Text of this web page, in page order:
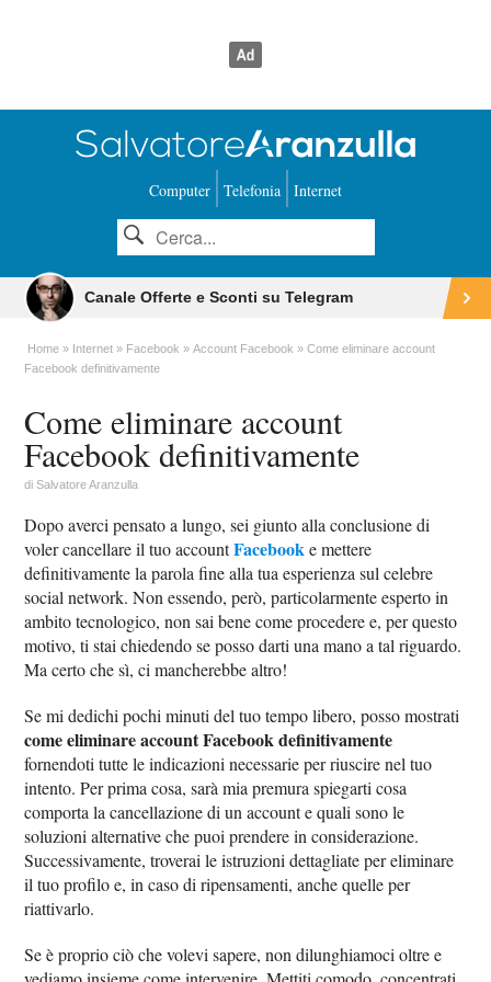
Computer Telefonia Internet
Canale Offerte e Sconti su Telegram
Home Internet Facebook Account Facebook
Come eliminare account
Facebook definitivamente
Come eliminare account
Facebook definitivamente
diSalvatore Aranzulla
Dopo averci pensato a lungo, sei giunto alla conclusione di
voler cancellare il tuo accountFacebooke mettere
definitivamente la parola fine alla tua esperienza sul celebre
social network. Non essendo, però, particolarmente esperto in
ambito tecnologico, non sai bene come procedere e, per questo
motivo, ti stai chiedendo se posso darti una mano a tal riguardo.
Ma certo che sì, ci mancherebbe altro!
Se mi dedichi pochi minuti del tuo tempo libero, posso mostrati
come eliminare account Facebook definitivamente
fornendoti tutte le indicazioni necessarie per riuscire nel tuo
intento. Per prima cosa, sarà mia premura spiegarti cosa
comporta la cancellazione di un account e quali sono le
soluzioni alternative che puoi prendere in considerazione.
Successivamente, troverai le istruzioni dettagliate per eliminare
il tuo profilo e, in caso di ripensamenti, anche quelle per
riattivarlo.
Se è proprio ciò che volevi sapere, non dilunghiamoci oltre e